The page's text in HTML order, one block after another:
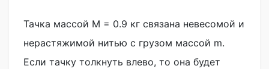
Тачка массой M = 0.9 кг связана невесомой и
нерастяжимой нитью с грузом массой m.
Если тачку толкнуть влево, то она будет